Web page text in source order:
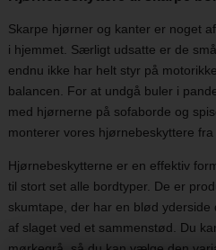
Skarpe hjørner og kanter er noget
i hjemmet. Særligt udsatte er de
endnu ikke har helt styr på
balancen. For at undgå buler i
med hjørnerne på sofaborde og
monterer vores hjørnebeskyttere fra
Hjørnebeskytterne er en effektiv
til stort set alle bordtyper. De er
skumtape, der har en blød
af slaget ved et sammenstød. Du